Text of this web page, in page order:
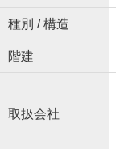
種別 / 構造
階建
取扱会社